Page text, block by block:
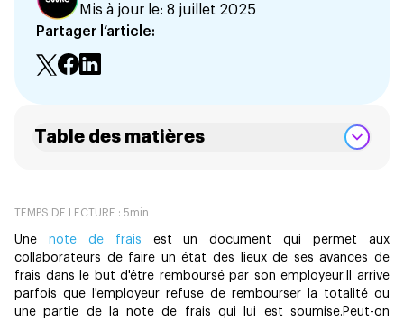
Mis à jour le: 8 juillet 2025
Partager l’article:
TEMPS DE LECTURE : 5min
Une note de frais est un document qui permet aux
collaborateurs de faire un état des lieux de ses avances de
frais dans le but d'être remboursé par son employeur.Il arrive
parfois que l'employeur refuse de rembourser la totalité ou
une partie de la note de frais qui lui est soumise.Peut-on
Table des matières